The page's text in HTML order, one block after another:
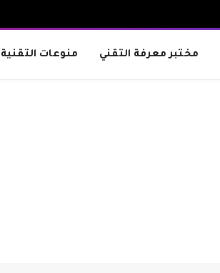
مختبر معرفة التقني منوعات التقنية